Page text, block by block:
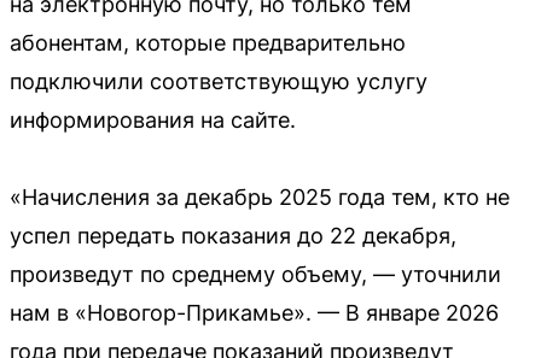
абонентам, которые предварительно
подключили соответствующую услугу
информирования на сайте.
«Начисления за декабрь 2025 года тем, кто не
успел передать показания до 22 декабря,
произведут по среднему объему, — уточнили
нам в «Новогор-Прикамье». — В январе 2026
года при передаче показаний произведут